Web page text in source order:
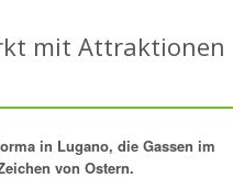
mit Attraktionen
in Lugano, die Gassen im
von Ostern.